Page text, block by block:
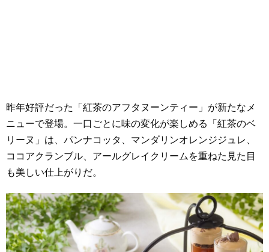
昨年好評だった「紅茶のアフタヌーンティー」が新たなメ
ニューで登場。一口ごとに味の変化が楽しめる「紅茶のベ
リーヌ」は、パンナコッタ、マンダリンオレンジジュレ、
ココアクランブル、アールグレイクリームを重ねた見た目
も美しい仕上がりだ。